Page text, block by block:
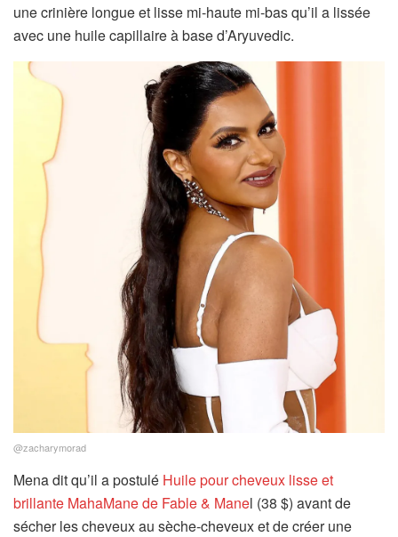
une crinière longue et lisse mi-haute mi-bas qu’il a lissée
avec une huile capillaire à base d’Aryuvedic.
@zacharymorad
Mena dit qu’il a postulé Huile pour cheveux lisse et
brillante MahaMane de Fable & Manel (38 $) avant de
sécher les cheveux au sèche-cheveux et de créer une